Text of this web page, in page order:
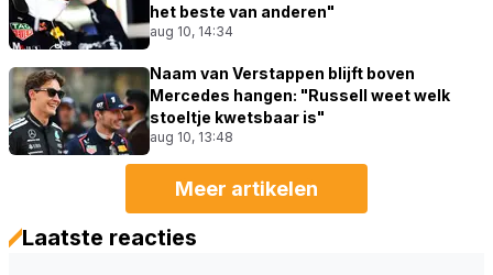
het beste van anderen"
aug 10, 14:34
Naam van Verstappen blijft boven
Mercedes hangen: "Russell weet welk
stoeltje kwetsbaar is"
aug 10, 13:48
Meer artikelen
Laatste reacties